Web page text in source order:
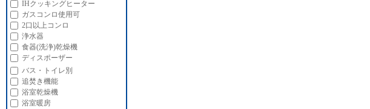
IHクッキングヒーター
ガスコンロ使用可
2口以上コンロ
浄水器
食器(洗浄)乾燥機
ディスポーザー
バス・トイレ別
追焚き機能
浴室乾燥機
浴室暖房